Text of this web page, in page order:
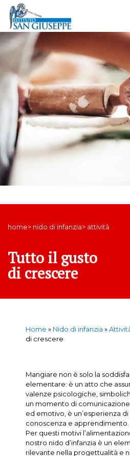
home> nido di infanzia> attività
Tutto il gusto
di crescere
Home » Nido di infanzia »
di crescere
Mangiare non è solo la
elementare: è un atto che
valenze psicologiche,
un momento di
ed emotivo, è un’esperienza
conoscenza e apprendimento.
Per questi motivi
nostro nido d’infanzia è un
rilevante nella progettualità e